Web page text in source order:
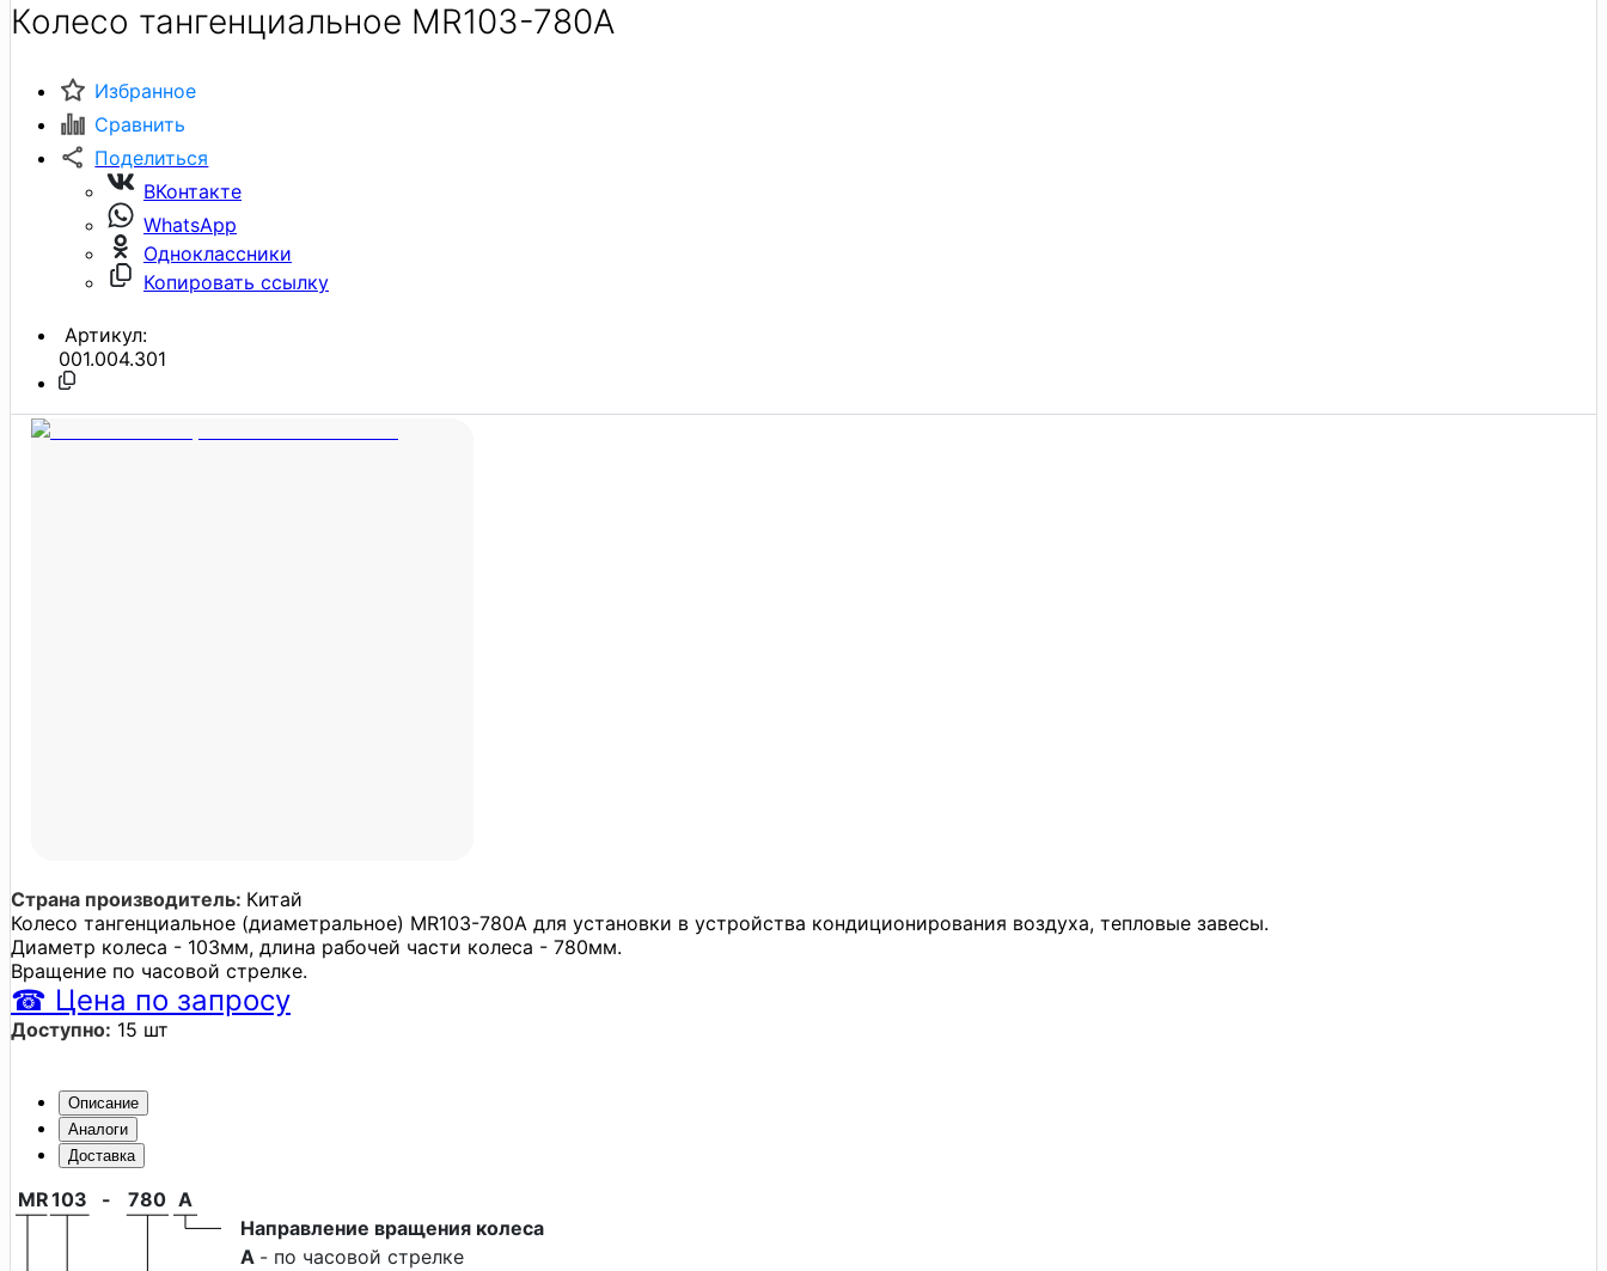
Колесо тангенциальное MR103-780A
Избранное
Сравнить
Поделиться
ВКонтакте
WhatsApp
Одноклассники
Копировать ссылку
Артикул:
001.004.301
Страна производитель: Китай
Колесо тангенциальное (диаметральное) MR103-780A для установки в устройства кондиционирования воздуха, тепловые завесы.
Диаметр колеса - 103мм, длина рабочей части колеса - 780мм.
Вращение по часовой стрелке.
☎ Цена по запросу
Доступно: 15 шт
Описание
Аналоги
Доставка
MR103 - 780 A
Направление вращения колеса
A - по часовой стрелке